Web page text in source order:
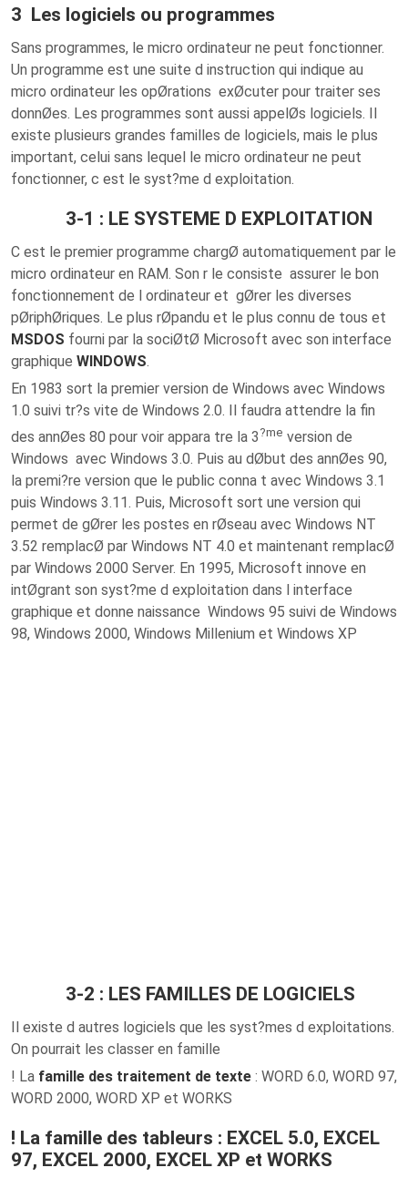
3 Les logiciels ou programmes
Sans programmes, le micro ordinateur ne peut fonctionner.
Un programme est une suite d instruction qui indique au
micro ordinateur les opØrations exØcuter pour traiter ses
donnØes. Les programmes sont aussi appelØs logiciels. Il
existe plusieurs grandes familles de logiciels, mais le plus
important, celui sans lequel le micro ordinateur ne peut
fonctionner, c est le syst?me d exploitation.
3-1 : LE SYSTEME D EXPLOITATION
C est le premier programme chargØ automatiquement par le
micro ordinateur en RAM. Son r le consiste assurer le bon
fonctionnement de l ordinateur et gØrer les diverses
pØriphØriques. Le plus rØpandu et le plus connu de tous et
MSDOS fourni par la sociØtØ Microsoft avec son interface
graphique WINDOWS.
En 1983 sort la premier version de Windows avec Windows
1.0 suivi tr?s vite de Windows 2.0. Il faudra attendre la fin
des annØes 80 pour voir appara tre la 3 ?me version de
Windows avec Windows 3.0. Puis au dØbut des annØes 90,
la premi?re version que le public conna t avec Windows 3.1
puis Windows 3.11. Puis, Microsoft sort une version qui
permet de gØrer les postes en rØseau avec Windows NT
3.52 remplacØ par Windows NT 4.0 et maintenant remplacØ
par Windows 2000 Server. En 1995, Microsoft innove en
intØgrant son syst?me d exploitation dans l interface
graphique et donne naissance Windows 95 suivi de Windows
98, Windows 2000, Windows Millenium et Windows XP
3-2 : LES FAMILLES DE LOGICIELS
Il existe d autres logiciels que les syst?mes d exploitations.
On pourrait les classer en famille
! La famille des traitement de texte : WORD 6.0, WORD 97,
WORD 2000, WORD XP et WORKS
! La famille des tableurs : EXCEL 5.0, EXCEL
97, EXCEL 2000, EXCEL XP et WORKS